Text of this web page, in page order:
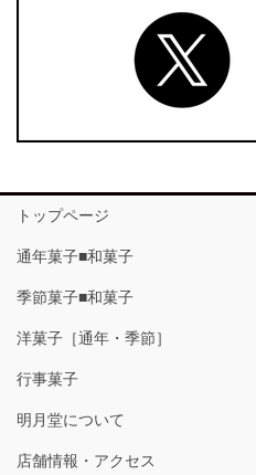
トップページ
通年菓子■和菓子
季節菓子■和菓子
洋菓子［通年・季節］
行事菓子
明月堂について
店舗情報・アクセス